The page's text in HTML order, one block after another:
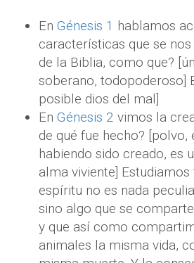
En Génesis 1 hablamos
características que se
de la Biblia, como que?
soberano, todopoderoso]
posible dios del mal]
En Génesis 2 vimos la
de qué fue hecho? [polvo,
habiendo sido creado, es
alma viviente]
espíritu no es nada
sino algo que se
y que así como
animales la misma vida,